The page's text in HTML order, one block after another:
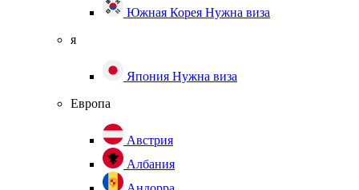
Южная Корея Нужна виза
я
Япония Нужна виза
Европа
Австрия
Албания